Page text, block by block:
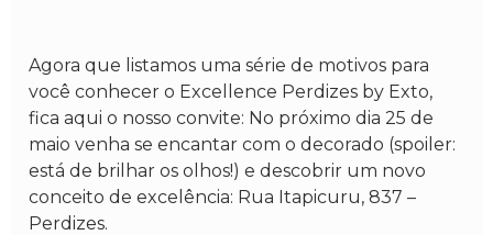
Agora que listamos uma série de motivos para
você conhecer o Excellence Perdizes by Exto,
fica aqui o nosso convite: No próximo dia 25 de
maio venha se encantar com o decorado (spoiler:
está de brilhar os olhos!) e descobrir um novo
conceito de excelência: Rua Itapicuru, 837 –
Perdizes.